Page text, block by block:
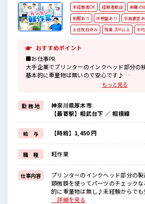
未経験者OK 経験者歓迎 長期の
制服あり
休憩室あり 社員食堂
土日祝日休み
残業 20H以上 平
おすすめポイント
■お仕事PR
大手企業でプリンターのインクヘッド部分の
基本的に重量物は無いので安心です♪
フォロー体制バッチリなので、
クリーンルーム内で空調が完備されているの
イテキにお仕事できちゃいます♪
通勤は自転車・バイク・自動車・公共交通機
社員食堂も完備されており1食ナント180円～
温かくておいしいご飯が食べられます☆
働きやすさバツグンの環境が整っている職場
■職場の雰囲気
活気あふれる20代・30代活躍中の職場です☆
派手すぎなければ多少のヘアカラーもOKな
一息つける休憩スペースやロッカーも完備！
制服も無料貸与なので準備の必要なし！
もっと見る
勤 務 地
神奈川県厚木市
【最寄駅】相武台下 ／ 相模線
給 与 【時給】1,450 円
職 種 軽作業
仕事内容
プリンターのインクヘッド部分の
顕微鏡を使ってパーツのチェック
的に重量物は無し♪未経験からでも
すよ♪ ■お仕事PR 大手企業でプリンターのインクヘッド部分
…詳細を見る